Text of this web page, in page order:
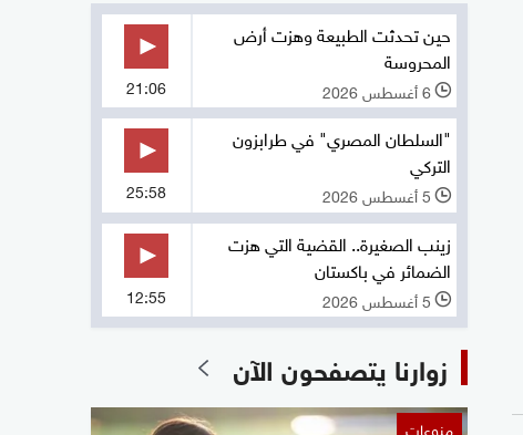
حين تحدثت الطبيعة وهزت أرض
المحروسة
l 6 أغسطس 2026 21:06
"السلطان المصري" في طرابزون
التركي
l 5 أغسطس 2026 25:58
زينب الصغيرة.. القضية التي هزت
الضمائر في باكستان
l 5 أغسطس 2026 12:55
زوارنا يتصفحون الآن
منوعات